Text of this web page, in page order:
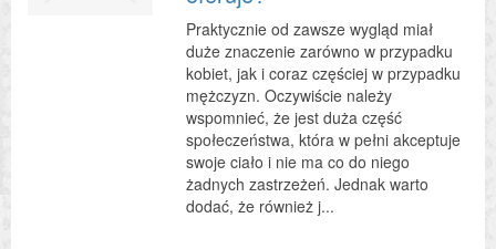
Praktycznie od zawsze wygląd miał
duże znaczenie zarówno w przypadku
kobiet, jak i coraz częściej w przypadku
mężczyzn. Oczywiście należy
wspomnieć, że jest duża część
społeczeństwa, która w pełni akceptuje
swoje ciało i nie ma co do niego
żadnych zastrzeżeń. Jednak warto
dodać, że również j...